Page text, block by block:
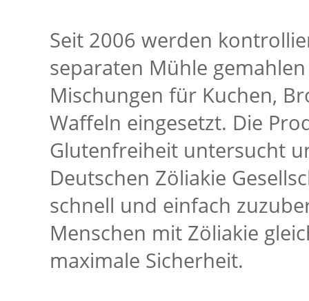
Seit 2006 werden
separaten Mühle
Mischungen für Kuchen,
Waffeln eingesetzt. Die
Glutenfreiheit untersucht
Deutschen Zöliakie
schnell und einfach
Menschen mit Zöliakie
maximale Sicherheit.